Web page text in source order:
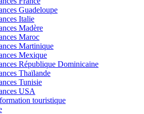
Guadeloupe
Italie
Madère
Maroc
Martinique
Mexique
République Dominicaine
Thaïlande
Tunisie
USA
touristique